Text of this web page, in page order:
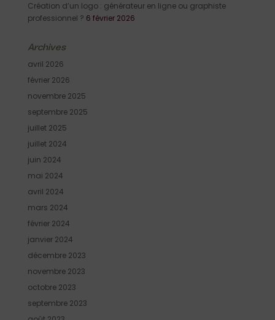
Création d’un logo : générateur en ligne ou graphiste
professionnel ? 6 février 2026
Archives
avril 2026
février 2026
novembre 2025
septembre 2025
juillet 2025
juillet 2024
juin 2024
mai 2024
avril 2024
mars 2024
février 2024
janvier 2024
décembre 2023
novembre 2023
octobre 2023
septembre 2023